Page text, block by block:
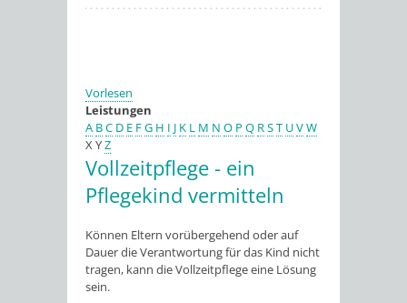
Vorlesen
Leistungen
A BC D E FG H I J K L M N O P Q RST UVW
XYZ
Vollzeitpflege - ein
Pflegekind vermitteln
Können Eltern vorübergehend oder auf
Dauer die Verantwortung für das Kind nicht
tragen, kann die Vollzeitpflege eine Lösung
sein.